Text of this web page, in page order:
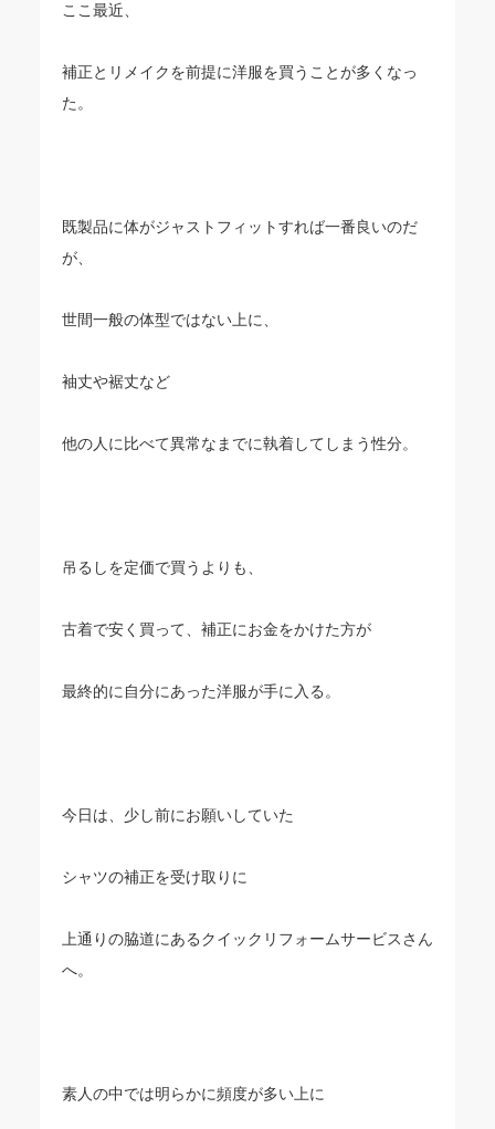
ここ最近、
補正とリメイクを前提に洋服を買うことが多くなっ
た。
既製品に体がジャストフィットすれば一番良いのだ
が、
世間一般の体型ではない上に、
袖丈や裾丈など
他の人に比べて異常なまでに執着してしまう性分。
吊るしを定価で買うよりも、
古着で安く買って、補正にお金をかけた方が
最終的に自分にあった洋服が手に入る。
今日は、少し前にお願いしていた
シャツの補正を受け取りに
上通りの脇道にあるクイックリフォームサービスさん
へ。
素人の中では明らかに頻度が多い上に